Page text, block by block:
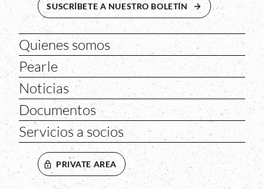
SUSCRÍBETE A NUESTRO BOLETÍN ABRE EN NUEVA
Quienes somos
Pearle
Noticias
Documentos
Servicios a socios
PRIVATE AREA